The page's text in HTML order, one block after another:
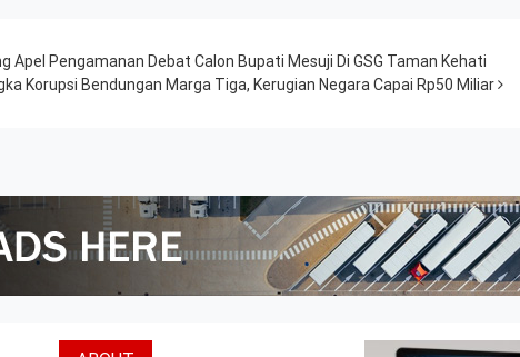
Apel Pengamanan Debat Calon Bupati Mesuji Di GSG Taman Kehati
Korupsi Bendungan Marga Tiga, Kerugian Negara Capai Rp50 Miliar